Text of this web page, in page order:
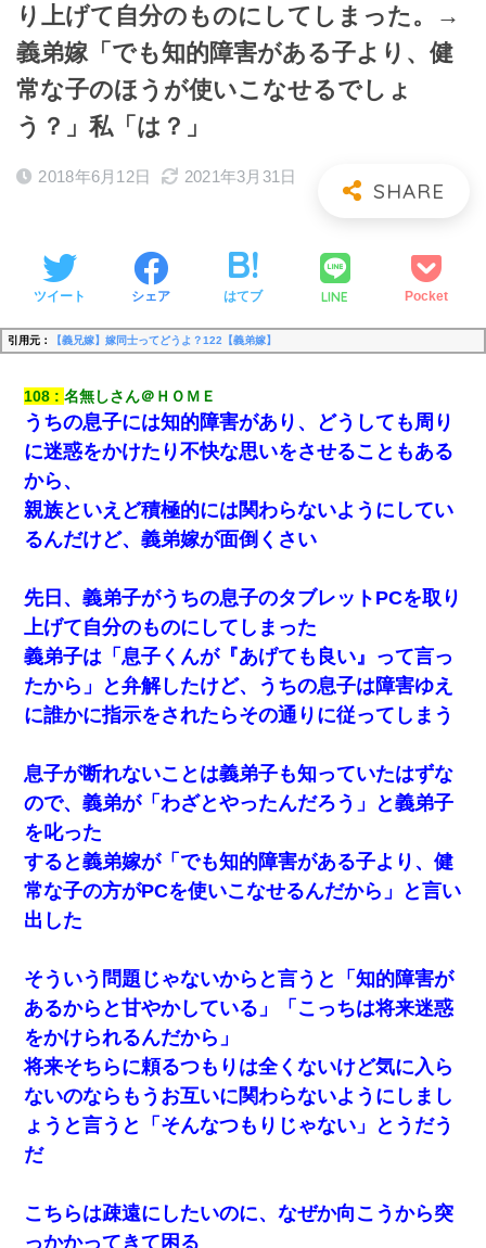
り上げて自分のものにしてしまった。→
義弟嫁「でも知的障害がある子より、健
常な子のほうが使いこなせるでしょ
う？」私「は？」
2018年6月12日 2021年3月31日
ツイート シェア はてブ LINE Pocket
引用元： 【義兄嫁】嫁同士ってどうよ？122【義弟嫁】
108 名無しさん＠ＨＯＭＥ
うちの息子には知的障害があり、どうしても周り
に迷惑をかけたり不快な思いをさせることもある
から、
親族といえど積極的には関わらないようにしてい
るんだけど、義弟嫁が面倒くさい
先日、義弟子がうちの息子のタブレットPCを取り
上げて自分のものにしてしまった
義弟子は「息子くんが『あげても良い』って言っ
たから」と弁解したけど、うちの息子は障害ゆえ
に誰かに指示をされたらその通りに従ってしまう
息子が断れないことは義弟子も知っていたはずな
ので、義弟が「わざとやったんだろう」と義弟子
を叱った
すると義弟嫁が「でも知的障害がある子より、健
常な子の方がPCを使いこなせるんだから」と言い
出した
そういう問題じゃないからと言うと「知的障害が
あるからと甘やかしている」「こっちは将来迷惑
をかけられるんだから」
将来そちらに頼るつもりは全くないけど気に入ら
ないのならもうお互いに関わらないようにしまし
ょうと言うと「そんなつもりじゃない」とうだう
だ
こちらは疎遠にしたいのに、なぜか向こうから突
っかかってきて困る